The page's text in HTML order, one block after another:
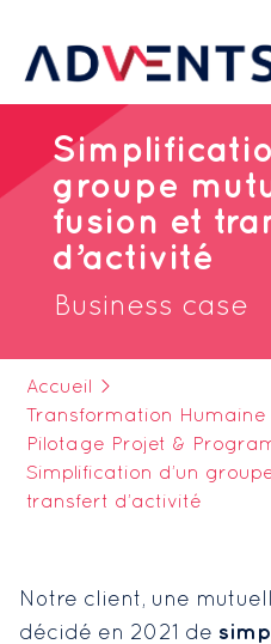
groupe
fusion et
d’activité
Business case
Accueil
>
Transformation
Pilotage Projet &
Simplification d’un
transfert d’activité
Notre client, une
décidé en 2021 de